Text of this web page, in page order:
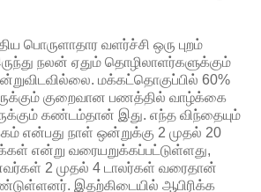
பொருளாதார வளர்ச்சி ஒரு புறம்
நலன் ஏதும் தொழிலாளர்களுக்கும்
மக்கட்தொகுப்பில் 60%
குறைவான பணத்தில் வாழ்க்கை
கண்டம்தான் இது. எந்த விந்தையும்
என்பது நாள் ஒன்றுக்கு 2 முதல் 20
என்று வரையறுக்கப்பட்டுள்ளது,
2 முதல் 4 டாலர்கள் வரைதான்
இதற்கிடையில் ஆபிரிக்க